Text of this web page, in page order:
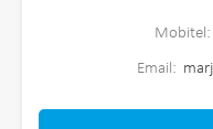
Mobitel:
Email: